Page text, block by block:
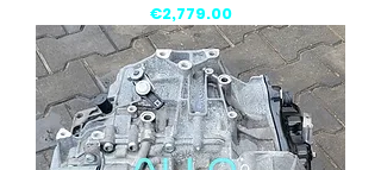
Price
€2,779.00